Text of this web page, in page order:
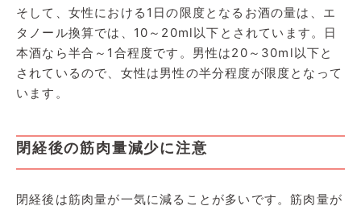
そして、女性における1日の限度となるお酒の量は、エ
タノール換算では、10～20ml以下とされています。日
本酒なら半合～1合程度です。男性は20～30ml以下と
されているので、女性は男性の半分程度が限度となって
います。
閉経後の筋肉量減少に注意
閉経後は筋肉量が一気に減ることが多いです。筋肉量が